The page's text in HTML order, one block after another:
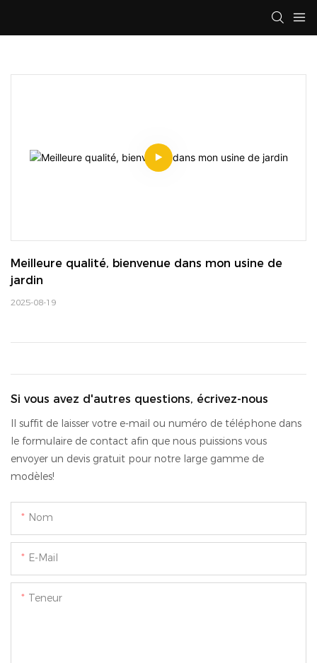
Meilleure qualité, bienvenue dans mon usine de
jardin
2025-08-19
Si vous avez d'autres questions, écrivez-nous
Il suffit de laisser votre e-mail ou numéro de téléphone dans
le formulaire de contact afin que nous puissions vous
envoyer un devis gratuit pour notre large gamme de
modèles!
Nom
E-Mail
Teneur